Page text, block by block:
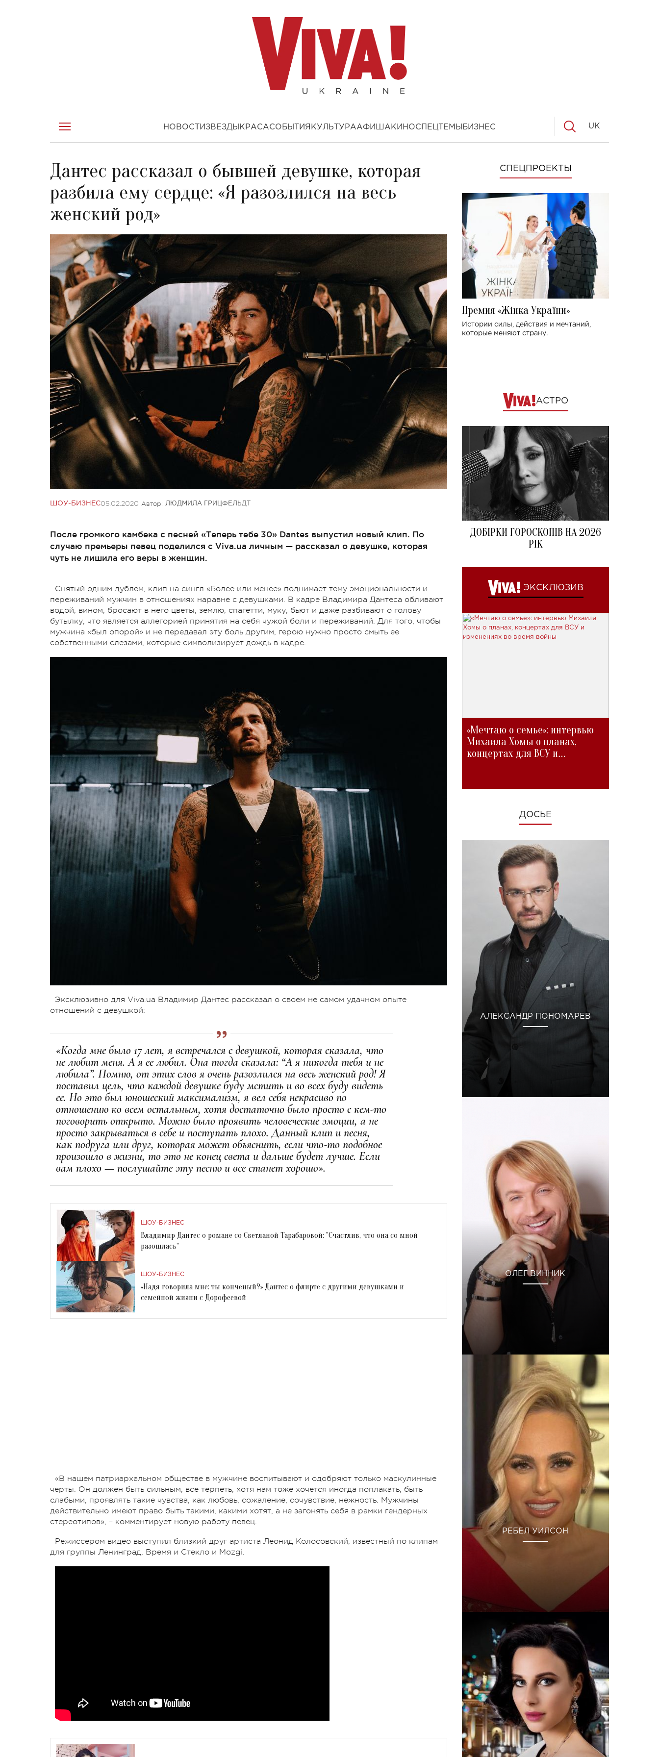
НОВОСТИ ЗВЕЗДЫ КРАСАСОБЫТИЯ КУЛЬТУРААФИША КИНОСПЕЦТЕМЫ БИЗНЕС UK
Дантес рассказал о бывшей девушке, которая
разбила ему сердце: «Я разозлился на весь
женский род»
ШОУ-БИЗНЕС05.02.2020 Автор: ЛЮДМИЛА ГРИЦФЕЛЬДТ
После громкого камбека с песней «Теперь тебе 30» Dantes выпустил новый клип. По
случаю премьеры певец поделился с Viva.ua личным — рассказал о девушке, которая
чуть не лишила его веры в женщин.
Снятый одним дублем, клип на сингл «Более или менее» поднимает тему эмоциональности и
переживаний мужчин в отношениях наравне с девушками. В кадре Владимира Дантеса обливают
водой, вином, бросают в него цветы, землю, спагетти, муку, бьют и даже разбивают о голову
бутылку, что является аллегорией принятия на себя чужой боли и переживаний. Для того, чтобы
мужчина «был опорой» и не передавал эту боль другим, герою нужно просто смыть ее
собственными слезами, которые символизирует дождь в кадре.
Эксклюзивно для Viva.ua Владимир Дантес рассказал о своем не самом удачном опыте
отношений с девушкой:
«Когда мне было 17 лет, я встречался с девушкой, которая сказала, что
не любит меня. А я ее любил. Она тогда сказала: “А я никогда тебя и не
любила”. Помню, от этих слов я очень разозлился на весь женский род! Я
поставил цель, что каждой девушке буду мстить и во всех буду видеть
ее. Но это был юношеский максимализм, я вел себя некрасиво по
отношению ко всем остальным, хотя достаточно было просто с кем-то
поговорить открыто. Можно было проявить человеческие эмоции, а не
просто закрываться в себе и поступать плохо. Данный клип и песня,
как подруга или друг, которая может объяснить, если что-то подобное
произошло в жизни, то это не конец света и дальше будет лучше. Если
вам плохо — послушайте эту песню и все станет хорошо».
ШОУ-БИЗНЕС
Владимир Дантес о романе со Светланой Тарабаровой: "Счастлив, что она со мной
разошлась"
ШОУ-БИЗНЕС
«Надя говорила мне: ты конченый?» Дантес о флирте с другими девушками и
семейной жизни с Дорофеевой
«В нашем патриархальном обществе в мужчине воспитывают и одобряют только маскулинные
черты. Он должен быть сильным, все терпеть, хотя нам тоже хочется иногда поплакать, быть
слабыми, проявлять такие чувства, как любовь, сожаление, сочувствие, нежность. Мужчины
действительно имеют право быть такими, какими хотят, а не загонять себя в рамки гендерных
стереотипов», – комментирует новую работу певец.
Режиссером видео выступил близкий друг артиста Леонид Колосовский, известный по клипам
для группы Ленинград, Время и Стекло и Mozgi.
СПЕЦПРОЕКТЫ
Премия «Жінка України»
Истории силы, действия и мечтаний,
которые меняют страну.
АСТРО
ДОБІРКИ ГОРОСКОПІВ НА 2026
РІК
ЭКСКЛЮЗИВ
«Мечтаю о семье»: интервью
Михаила Хомы о планах,
концертах для ВСУ и
ДОСЬЕ
АЛЕКСАНДР ПОНОМАРЕВ
ОЛЕГ ВИННИК
РЕБЕЛ УИЛСОН